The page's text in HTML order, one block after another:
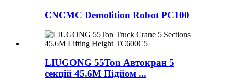
CNCMC Demolition Robot PC100
LIUGONG 55Ton Автокран 5
секцій 45.6M Підйом ...